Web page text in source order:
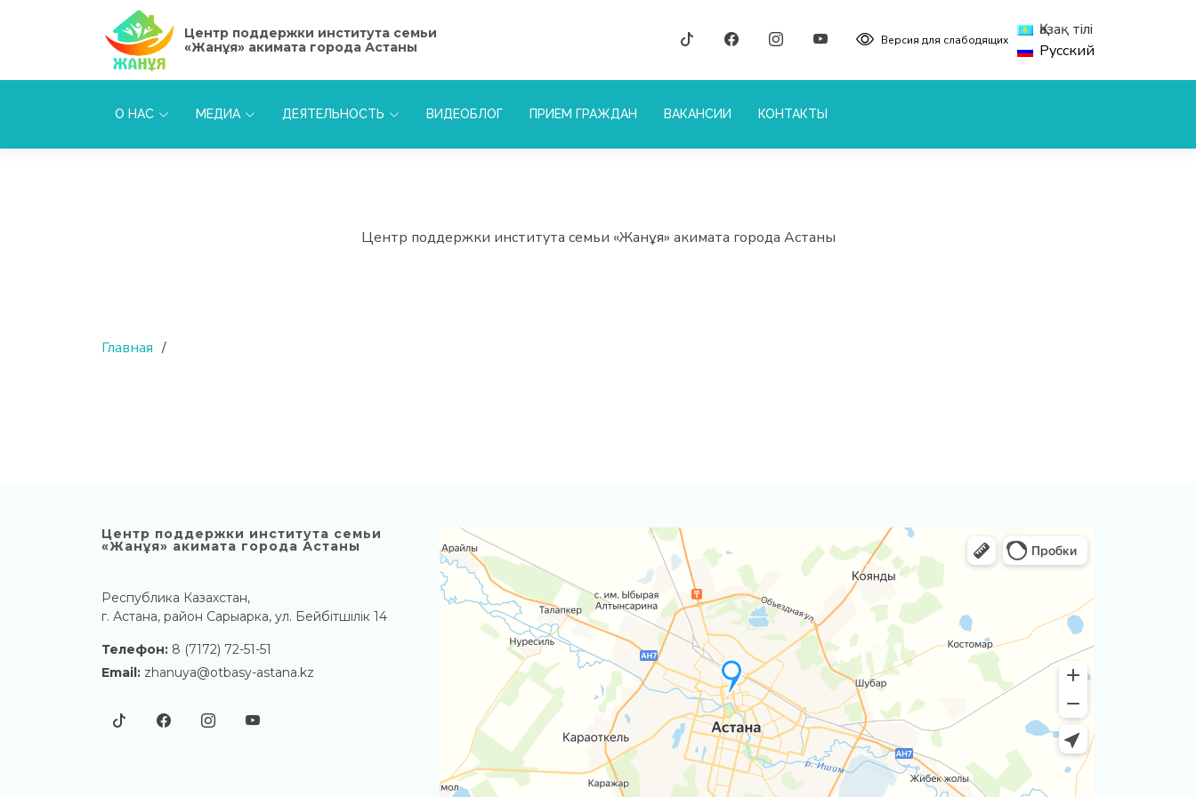
Центр поддержки института семьи
«Жанұя» акимата города Астаны
Версия для слабодящих
Қазақ тілі
Русский
О НАС МЕДИА ДЕЯТЕЛЬНОСТЬ ВИДЕОБЛОГ ПРИЕМ ГРАЖДАН ВАКАНСИИ КОНТАКТЫ
Центр поддержки института семьи «Жанұя» акимата города Астаны
Главная
Центр поддержки института семьи
«Жанұя» акимата города Астаны
Республика Казахстан,
г. Астана, район Сарыарка, ул. Бейбітшілік 14
Телефон: 8 (7172) 72-51-51
Email: zhanuya@otbasy-astana.kz